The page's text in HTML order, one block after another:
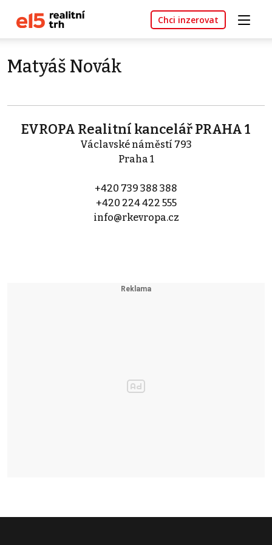
Chci inzerovat
Matyáš Novák
EVROPA Realitní kancelář PRAHA 1
Václavské náměstí 793
Praha 1
+420 739 388 388
+420 224 422 555
info@rkevropa.cz